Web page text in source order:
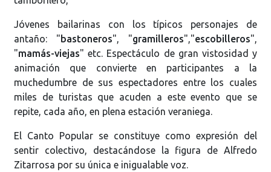
Jóvenes bailarinas con los típicos personajes de
antaño: " bastoneros", "gramilleros","escobilleros",
"mamás-viejas" etc. Espectáculo de gran vistosidad y
animación que convierte en participantes a la
muchedumbre de sus espectadores entre los cuales
miles de turistas que acuden a este evento que se
repite, cada año, en plena estación veraniega.
El Canto Popular se constituye como expresión del
sentir colectivo, destacándose la figura de Alfredo
Zitarrosa por su única e inigualable voz.